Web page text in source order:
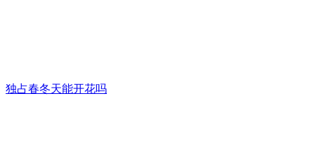
独占春冬天能开花吗